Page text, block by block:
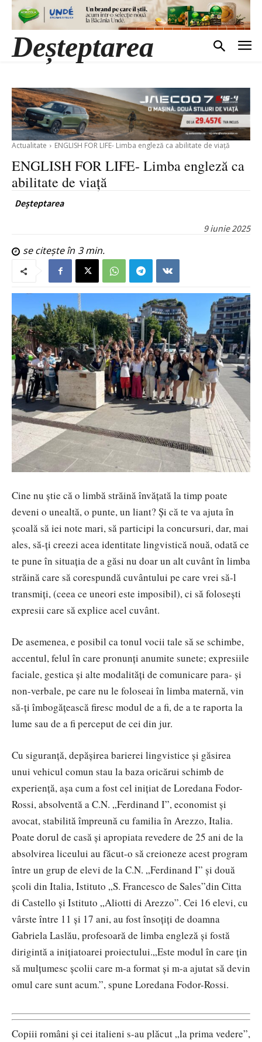
Deșteptarea
Actualitate ENGLISH FOR LIFE- Limba engleză ca abilitate de viață
ENGLISH FOR LIFE- Limba engleză ca
abilitate de viață
Deșteptarea
9 iunie 2025
se citește în 3min.
Cine nu știe că o limbă străină învățată la timp poate
deveni o unealtă, o punte, un liant? Și că te va ajuta în
școală să iei note mari, să participi la concursuri, dar, mai
ales, să-ți creezi acea identitate lingvistică nouă, odată ce
te pune în situația de a găsi nu doar un alt cuvânt în limba
străină care să corespundă cuvântului pe care vrei să-l
transmiți, (ceea ce uneori este imposibil), ci să folosești
expresii care să explice acel cuvânt.
De asemenea, e posibil ca tonul vocii tale să se schimbe,
accentul, felul în care pronunți anumite sunete; expresiile
faciale, gestica și alte modalități de comunicare para- și
non-verbale, pe care nu le foloseai în limba maternă, vin
să-ți îmbogățească firesc modul de a fi, de a te raporta la
lume sau de a fi perceput de cei din jur.
Cu siguranță, depășirea barierei lingvistice și găsirea
unui vehicul comun stau la baza oricărui schimb de
experiență, așa cum a fost cel inițiat de Loredana Fodor-
Rossi, absolventă a C.N. „Ferdinand I”, economist și
avocat, stabilită împreună cu familia în Arezzo, Italia.
Poate dorul de casă și apropiata revedere de 25 ani de la
absolvirea liceului au făcut-o să creioneze acest program
între un grup de elevi de la C.N. „Ferdinand I” și două
școli din Italia, Istituto „S. Francesco de Sales”din Citta
di Castello și Istituto „Aliotti di Arezzo”. Cei 16 elevi, cu
vârste între 11 și 17 ani, au fost însoțiți de doamna
Gabriela Laslău, profesoară de limba engleză și fostă
dirigintă a inițiatoarei proiectului.„Este modul în care țin
să mulțumesc școlii care m-a format și m-a ajutat să devin
omul care sunt acum.”, spune Loredana Fodor-Rossi.
Copiii români și cei italieni s-au plăcut „la prima vedere”,